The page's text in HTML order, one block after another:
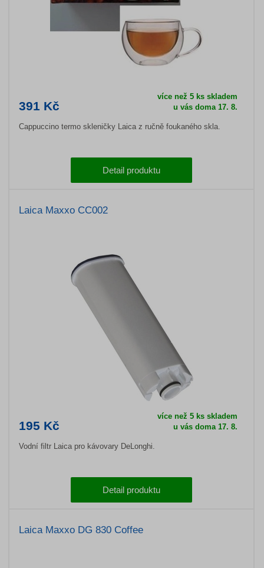
391 Kč
více než 5 ks skladem
u vás doma 17. 8.
Cappuccino termo skleničky Laica z ručně foukaného skla.
Detail produktu
Laica Maxxo CC002
195 Kč
více než 5 ks skladem
u vás doma 17. 8.
Vodní filtr Laica pro kávovary DeLonghi.
Detail produktu
Laica Maxxo DG 830 Coffee